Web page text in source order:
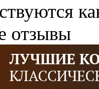
отзывы